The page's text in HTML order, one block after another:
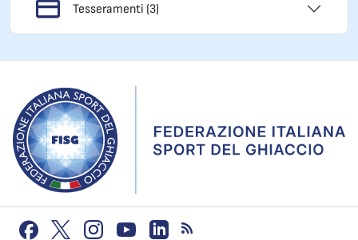
Tesseramenti (3)